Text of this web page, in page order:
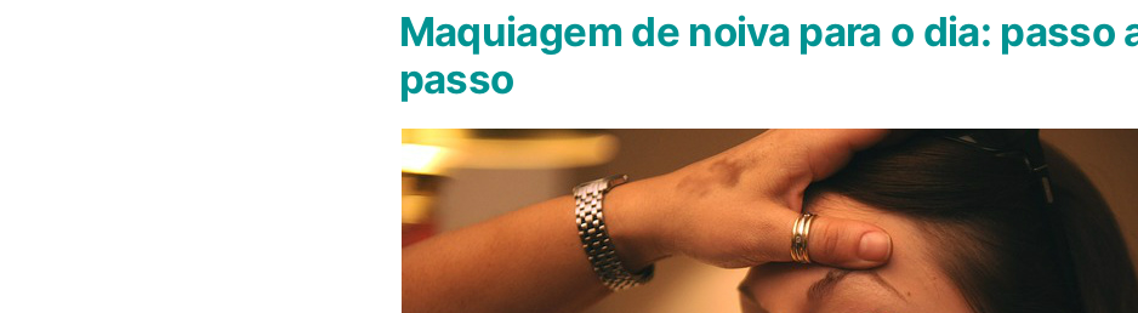
Maquiagem de noiva para o dia: passo
passo